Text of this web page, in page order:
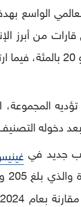
الواسع بهدف
من أبرز